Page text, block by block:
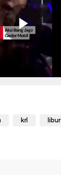
krl